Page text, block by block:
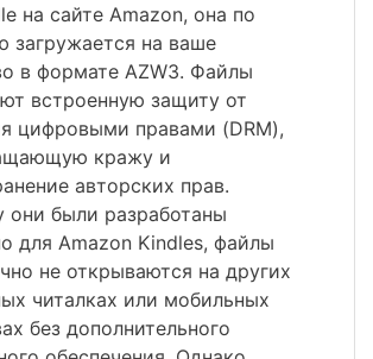
на сайте Amazon, она по
загружается на ваше
в формате AZW3. Файлы
встроенную защиту от
цифровыми правами (DRM),
кражу и
авторских прав.
они были разработаны
для Amazon Kindles, файлы
не открываются на других
читалках или мобильных
без дополнительного